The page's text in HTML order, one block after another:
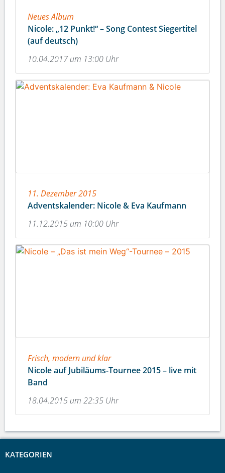
Neues Album
Nicole: „12 Punkt!“ – Song Contest Siegertitel
(auf deutsch)
10.04.2017 um 13:00 Uhr
11. Dezember 2015
Adventskalender: Nicole & Eva Kaufmann
11.12.2015 um 10:00 Uhr
Frisch, modern und klar
Nicole auf Jubiläums-Tournee 2015 – live mit
Band
18.04.2015 um 22:35 Uhr
KATEGORIEN